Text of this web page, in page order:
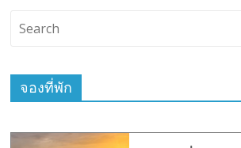
จองที่พัก